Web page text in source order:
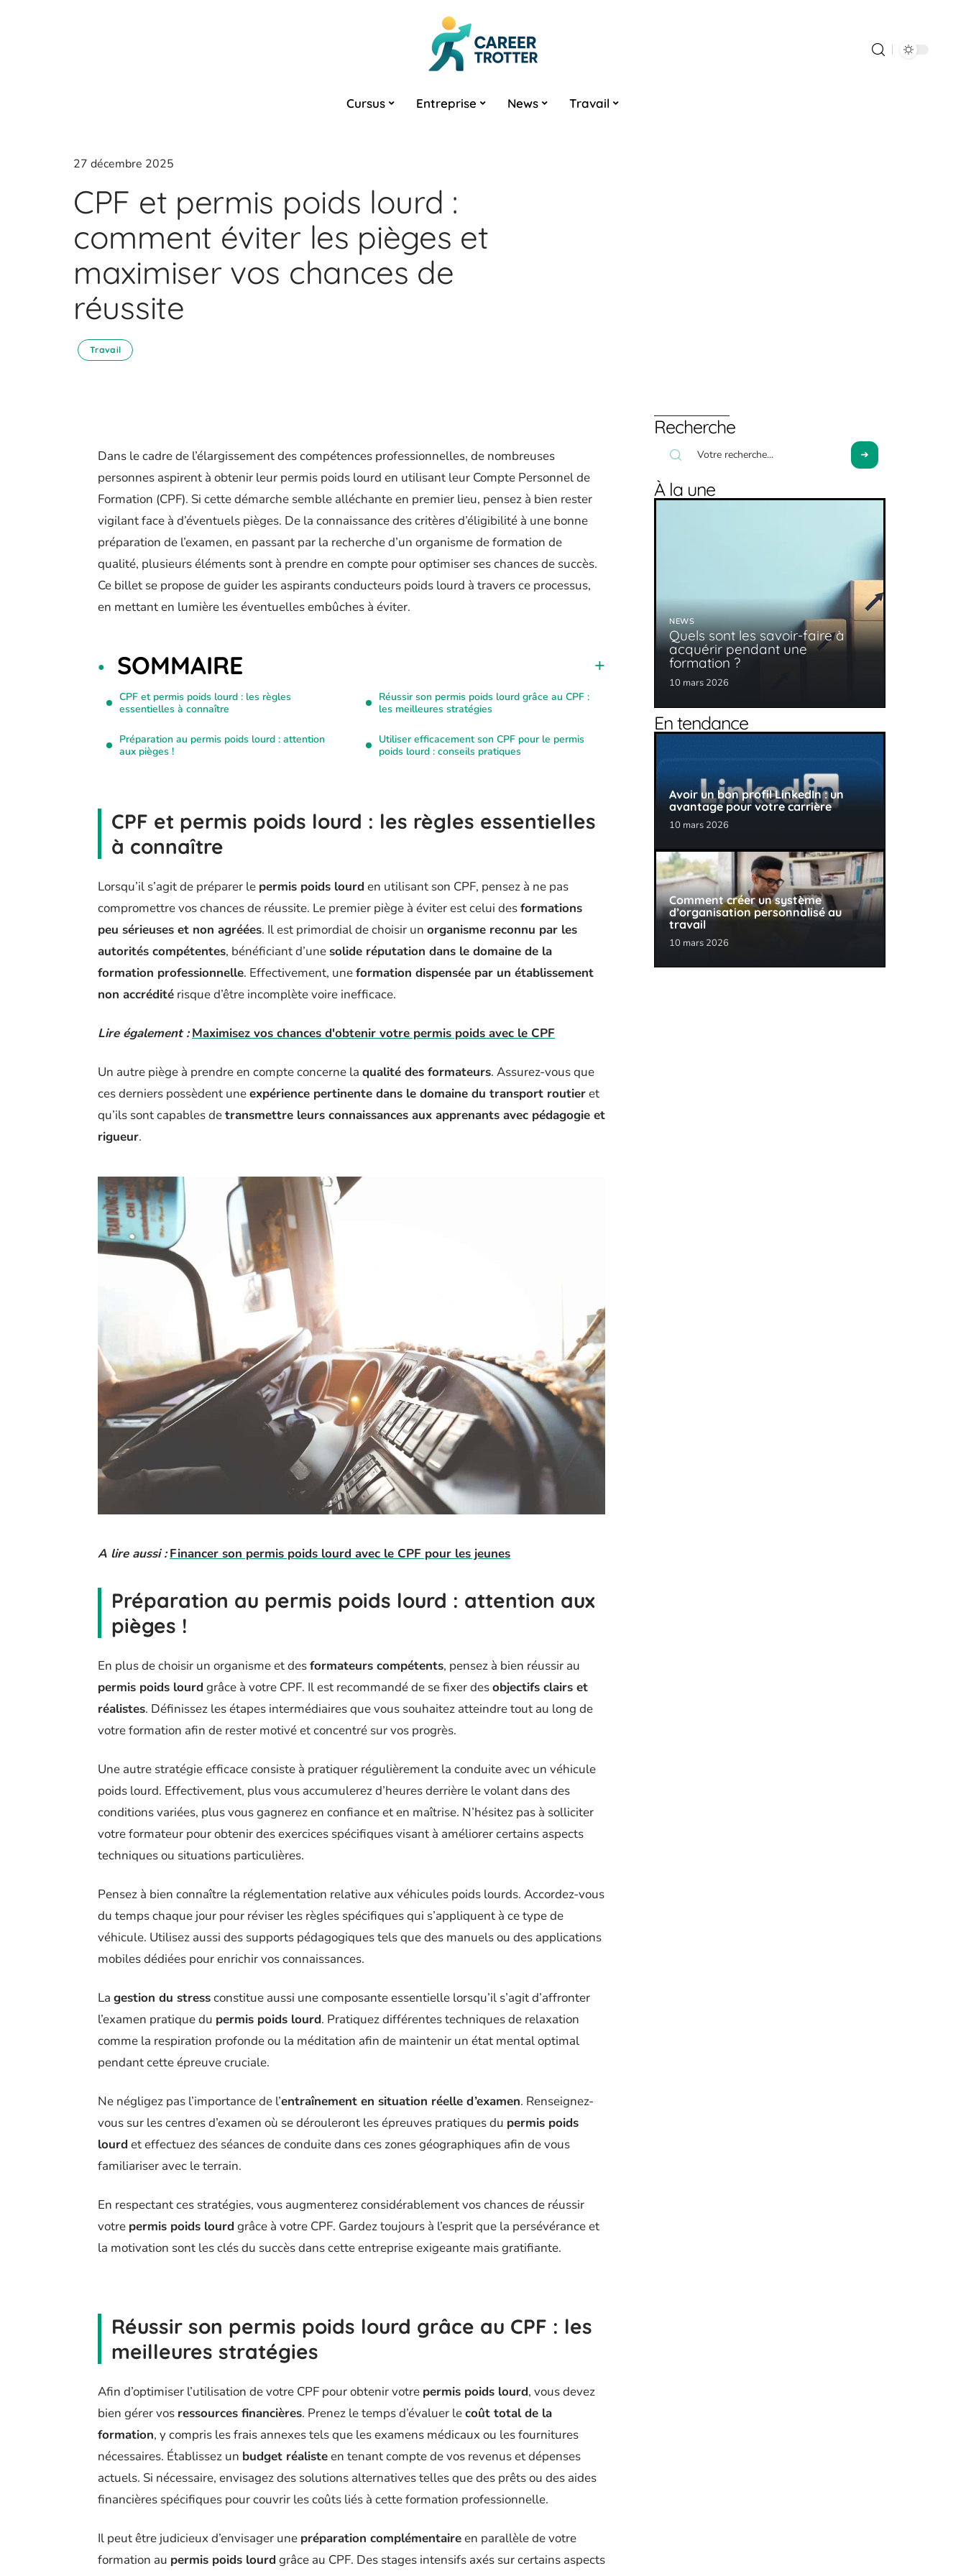
Cursus Entreprise News Travail
27 décembre 2025
CPF et permis poids lourd :
comment éviter les pièges et
maximiser vos chances de
réussite
Travail
Dans le cadre de l’élargissement des compétences professionnelles, de nombreuses
personnes aspirent à obtenir leur permis poids lourd en utilisant leur Compte Personnel de
Formation (CPF). Si cette démarche semble alléchante en premier lieu, pensez à bien rester
vigilant face à d’éventuels pièges. De la connaissance des critères d’éligibilité à une bonne
préparation de l’examen, en passant par la recherche d’un organisme de formation de
qualité, plusieurs éléments sont à prendre en compte pour optimiser ses chances de succès.
Ce billet se propose de guider les aspirants conducteurs poids lourd à travers ce processus,
en mettant en lumière les éventuelles embûches à éviter.
SOMMAIRE
CPF et permis poids lourd : les règles
essentielles à connaître
Préparation au permis poids lourd : attention
aux pièges !
Réussir son permis poids lourd grâce au CPF :
les meilleures stratégies
Utiliser efficacement son CPF pour le permis
poids lourd : conseils pratiques
CPF et permis poids lourd : les règles essentielles
à connaître
Lorsqu’il s’agit de préparer le permis poids lourd en utilisant son CPF, pensez à ne pas
compromettre vos chances de réussite. Le premier piège à éviter est celui desformations
peu sérieuses et non agréées. Il est primordial de choisir un organisme reconnu par les
autorités compétentes, bénéficiant d’unesolide réputation dans le domaine de la
formation professionnelle. Effectivement, uneformation dispensée par un établissement
non accrédité risque d’être incomplète voire inefficace.
Lire également : Maximisez vos chances d'obtenir votre permis poids avec le CPF
Un autre piège à prendre en compte concerne la qualité des formateurs. Assurez-vous que
ces derniers possèdent uneexpérience pertinente dans le domaine du transport routieret
qu’ils sont capables detransmettre leurs connaissances aux apprenants avec pédagogie et
rigueur.
A lire aussi : Financer son permis poids lourd avec le CPF pour les jeunes
Préparation au permis poids lourd : attention aux
pièges !
En plus de choisir un organisme et desformateurs compétents, pensez à bien réussir au
permis poids lourd grâce à votre CPF. Il est recommandé de se fixer desobjectifs clairs et
réalistes. Définissez les étapes intermédiaires que vous souhaitez atteindre tout au long de
votre formation afin de rester motivé et concentré sur vos progrès.
Une autre stratégie efficace consiste à pratiquer régulièrement la conduite avec un véhicule
poids lourd. Effectivement, plus vous accumulerez d’heures derrière le volant dans des
conditions variées, plus vous gagnerez en confiance et en maîtrise. N’hésitez pas à solliciter
votre formateur pour obtenir des exercices spécifiques visant à améliorer certains aspects
techniques ou situations particulières.
Pensez à bien connaître la réglementation relative aux véhicules poids lourds. Accordez-vous
du temps chaque jour pour réviser les règles spécifiques qui s’appliquent à ce type de
véhicule. Utilisez aussi des supports pédagogiques tels que des manuels ou des applications
mobiles dédiées pour enrichir vos connaissances.
La gestion du stressconstitue aussi une composante essentielle lorsqu’il s’agit d’affronter
l’examen pratique du permis poids lourd. Pratiquez différentes techniques de relaxation
comme la respiration profonde ou la méditation afin de maintenir un état mental optimal
pendant cette épreuve cruciale.
Ne négligez pas l’importance de l’entraînement en situation réelle d’examen. Renseignez-
vous sur les centres d’examen où se dérouleront les épreuves pratiques du permis poids
lourd et effectuez des séances de conduite dans ces zones géographiques afin de vous
familiariser avec le terrain.
En respectant ces stratégies, vous augmenterez considérablement vos chances de réussir
votre permis poids lourd grâce à votre CPF. Gardez toujours à l’esprit que la persévérance et
la motivation sont les clés du succès dans cette entreprise exigeante mais gratifiante.
Réussir son permis poids lourd grâce au CPF : les
meilleures stratégies
Afin d’optimiser l’utilisation de votre CPF pour obtenir votre permis poids lourd, vous devez
bien gérer vos ressources financières. Prenez le temps d’évaluer lecoût total de la
formation, y compris les frais annexes tels que les examens médicaux ou les fournitures
nécessaires. Établissez un budget réalisteen tenant compte de vos revenus et dépenses
actuels. Si nécessaire, envisagez des solutions alternatives telles que des prêts ou des aides
financières spécifiques pour couvrir les coûts liés à cette formation professionnelle.
Il peut être judicieux d’envisager une préparation complémentaireen parallèle de votre
formation au permis poids lourd grâce au CPF. Des stages intensifs axés sur certains aspects
Recherche
À la une
NEWS
Quels sont les savoir-faire à
acquérir pendant une
formation ?
10 mars 2026
En tendance
Avoir un bon profil LinkedIn : un
avantage pour votre carrière
10 mars 2026
Comment créer un système
d’organisation personnalisé au
travail
10 mars 2026